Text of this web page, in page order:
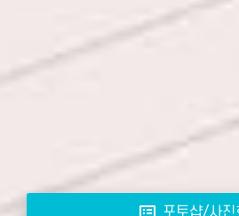
포토샵/사진